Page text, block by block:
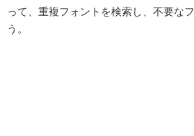
って、重複フォントを検索し、不要な
う。